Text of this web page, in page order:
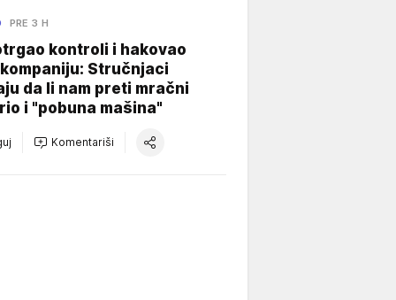
PRE 3 H
kontroli i hakovao
Stručnjaci
da li nam preti mračni
i "pobuna mašina"
Komentariši